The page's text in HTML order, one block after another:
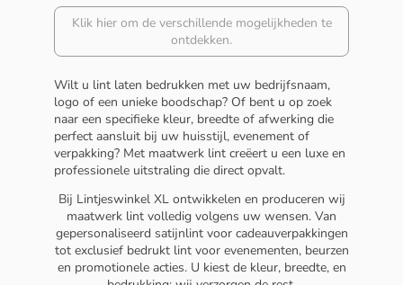
Klik hier om de verschillende mogelijkheden te
ontdekken.
Wilt u lint laten bedrukken met uw bedrijfsnaam,
logo of een unieke boodschap? Of bent u op zoek
naar een specifieke kleur, breedte of afwerking die
perfect aansluit bij uw huisstijl, evenement of
verpakking? Met maatwerk lint creëert u een luxe en
professionele uitstraling die direct opvalt.
Bij Lintjeswinkel XL ontwikkelen en produceren wij
maatwerk lint volledig volgens uw wensen. Van
gepersonaliseerd satijnlint voor cadeauverpakkingen
tot exclusief bedrukt lint voor evenementen, beurzen
en promotionele acties. U kiest de kleur, breedte, en